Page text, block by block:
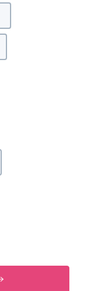
ist zurzeit nicht
ist zurzeit nicht
verfügbar.)
ist zurzeit nicht